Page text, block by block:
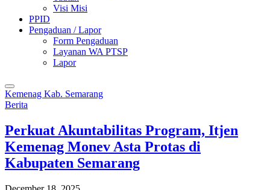
Visi Misi
PPID
Pengaduan / Lapor
Form Pengaduan
Layanan WA PTSP
Lapor
Kemenag Kab. Semarang
Berita
Perkuat Akuntabilitas Program, Itjen
Kemenag Monev Asta Protas di
Kabupaten Semarang